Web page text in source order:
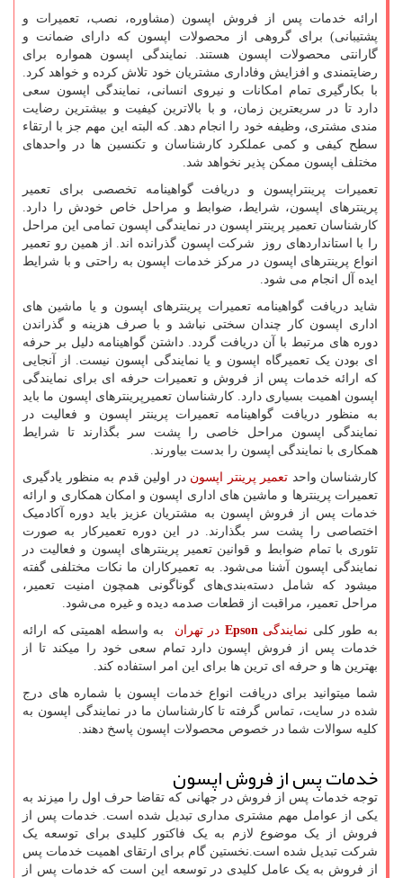
ارائه خدمات پس از فروش اپسون (مشاوره، نصب، تعمیرات و
پشتیبانی) برای گروهی از محصولات اپسون که دارای ضمانت و
گارانتی محصولات اپسون هستند. نمایندگی اپسون همواره برای
رضایتمندی و افزایش وفاداری مشتریان خود تلاش کرده و خواهد کرد.
با بکارگیری تمام امکانات و نیروی انسانی، نمایندگی اپسون سعی
دارد تا در سریعترین زمان، و با بالاترین کیفیت و بیشترین رضایت
مندی مشتری، وظیفه خود را انجام دهد. که البته این مهم جز با ارتقاء
سطح کیفی و کمی عملکرد کارشناسان و تکنسین ها در واحدهای
مختلف اپسون ممکن پذیر نخواهد شد.
تعمیرات پرینتراپسون و دریافت گواهینامه تخصصی برای تعمیر
پرینترهای اپسون، شرایط، ضوابط و مراحل خاص خودش را دارد.
کارشناسان تعمیر پرینتر اپسون در نمایندگی اپسون تمامی این مراحل
را با استانداردهای روز شرکت اپسون گذرانده اند. از همین رو تعمیر
انواع پرینترهای اپسون در مرکز خدمات اپسون به راحتی و با شرایط
ایده آل انجام می شود.
شاید دریافت گواهینامه تعمیرات پرینترهای اپسون و یا ماشین های
اداری اپسون کار چندان سختی نباشد و با صرف هزینه و گذراندن
دوره های مرتبط با آن دریافت گردد. داشتن گواهینامه دلیل بر حرفه
ای بودن یک تعمیرگاه اپسون و یا نمایندگی اپسون نیست. از آنجایی
که ارائه خدمات پس از فروش و تعمیرات حرفه ای برای نمایندگی
اپسون اهمیت بسیاری دارد. کارشناسان تعمیرپرینترهای اپسون ما باید
به منظور دریافت گواهینامه تعمیرات پرینتر اپسون و فعالیت در
نمایندگی اپسون مراحل خاصی را پشت سر بگذارند تا شرایط
همکاری با نمایندگی اپسون را بدست بیاورند.
کارشناسان واحد تعمیر پرینتر اپسون در اولین قدم به منظور یادگیری
تعمیرات پرینترها و ماشین های اداری اپسون و امکان همکاری و ارائه
خدمات پس از فروش اپسون به مشتریان عزیز باید دوره آکادمیک
اختصاصی را پشت سر بگذارند. در این دوره تعمیرکار به صورت
تئوری با تمام ضوابط و قوانین تعمیر پرینترهای اپسون و فعالیت در
نمایندگی اپسون آشنا می‌شود. به تعمیرکاران ما نکات مختلفی گفته
میشود که شامل دسته‌بندی‌های گوناگونی همچون امنیت تعمیر،
مراحل تعمیر، مراقبت از قطعات صدمه دیده و غیره می‌شود.
به طور کلی نمایندگیEpson در تهران
به واسطه اهمیتی که ارائه
خدمات پس از فروش اپسون دارد تمام سعی خود را میکند تا از
بهترین ها و حرفه ای ترین ها برای این امر استفاده کند.
شما میتوانید برای دریافت انواع خدمات اپسون با شماره های درج
شده در سایت، تماس گرفته تا کارشناسان ما در نمایندگی اپسون به
کلیه سوالات شما در خصوص محصولات اپسون پاسخ دهند.
خدمات پس از فروش اپسون
توجه خدمات پس از فروش در جهانی که تقاضا حرف اول را میزند به
یکی از عوامل مهم مشتری مداری تبدیل شده است. خدمات پس از
فروش از یک موضوع لازم به یک فاکتور کلیدی برای توسعه یک
شرکت تبدیل شده است.نخستین گام برای ارتقای اهمیت خدمات پس
از فروش به یک عامل کلیدی در توسعه این است که خدمات پس از